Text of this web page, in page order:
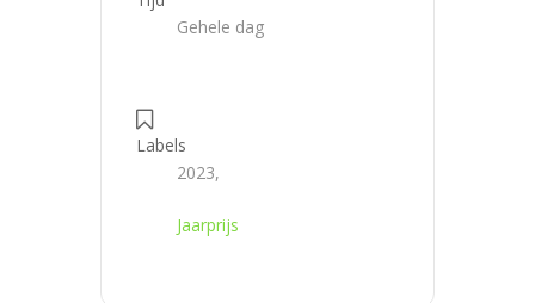
Gehele dag
Labels
2023,
Jaarprijs